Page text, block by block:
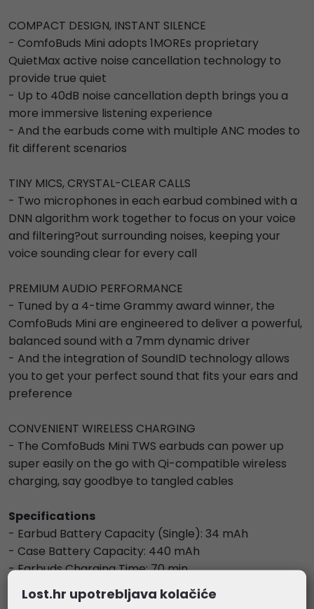
COMPACT DESIGN, INSTANT SILENCE
- ComfoBuds Mini adopts 1MOREs proprietary
QuietMax active noise cancellation technology to
provide true quiet
- Up to 40dB noise cancellation depth brings you a
more immersive listening experience
- And the earbuds come with multiple ANC modes to
fit different scenarios
TINY MICS, CRYSTAL-CLEAR CALLS
- Two microphones in each earbud combined with a
DNN algorithm work together to focus on your voice
and filtering?out surrounding noises, keeping your
voice sounding clear for every call
PREMIUM AUDIO PERFORMANCE
- Tuned by a 4-time Grammy award winner, the
ComfoBuds Mini are engineered to deliver a powerful,
balanced sound with a 7mm dynamic driver
- And the integration of SoundID technology allows
you to get your perfect sound that fits your ears and
preference
CONVENIENT WIRELESS CHARGING
- The ComfoBuds Mini TWS earbuds can power up
super easily on the go with Qi-compatible wireless
charging, say goodbye to tangled cables
Specifications
- Earbud Battery Capacity (Single): 34 mAh
- Case Battery Capacity: 440 mAh
- Earbuds Charging Time: 70 min
- Case Charging Time (Wired): 90 min
- Speaker Impedance: 32 Ohm
Lost.hr upotrebljava kolačiće